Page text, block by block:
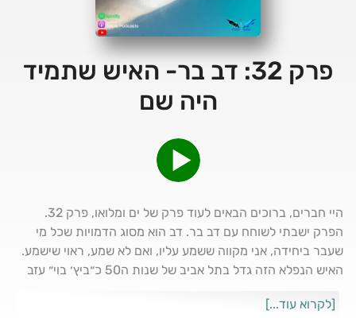
פרק 32: דב בר- האיש שתמיד
היה שם
היי חברים, ברוכים הבאים לעוד פרק של ים ומלואו, פרק 32.
הפרק ישבתי לשוחח עם דב בר. דב הוא מסוג הדמויות שכל מי
שעבר ביחידה, אני מקווה ששמע עליו, ואם לא שמע, ראוי שישמע.
האיש הנפלא הזה גדל בתל אביב של שנות ה50 כ״ביץ׳ בוי״ עזב
ונמשך אל הים כמו פרפר לאש ולא יכול היה רגע בלי לשייטת הוא
[לקרוא עוד...]